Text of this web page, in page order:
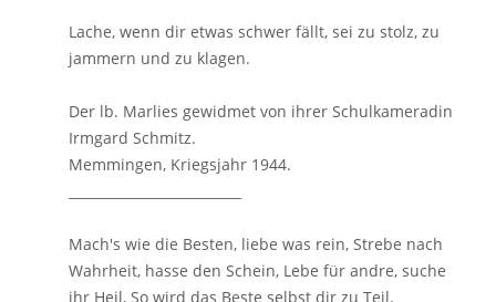
Lache, wenn dir etwas schwer fällt, sei zu stolz, zu
jammern und zu klagen.
Der lb. Marlies gewidmet von ihrer Schulkameradin
Irmgard Schmitz.
Memmingen, Kriegsjahr 1944.
Mach's wie die Besten, liebe was rein, Strebe nach
Wahrheit, hasse den Schein, Lebe für andre, suche
ihr Heil, So wird das Beste selbst dir zu Teil.